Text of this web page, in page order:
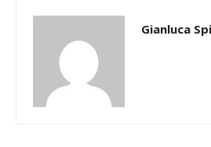
Gianluca